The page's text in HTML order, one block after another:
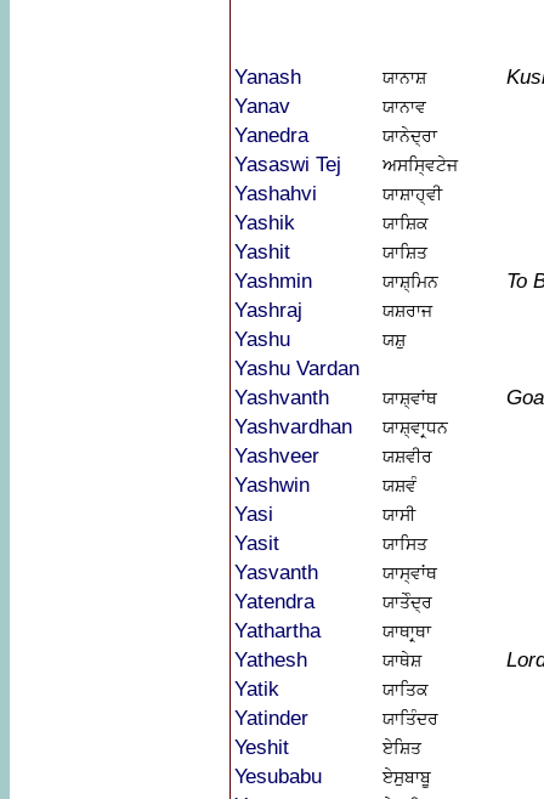
Yanash ਯਾਨਾਸ਼
Yanav
ਯਾਨਾਵ
Yanedra ਯਾਨੇਦ੍ਰਾ
Yasaswi Tej ਅਸਸ੍ਵਿਟੇਜ
Yashahvi ਯਾਸ਼ਾਹ੍ਵੀ
Yashik ਯਾਸ਼ਿਕ
Yashit ਯਾਸ਼ਿਤ
Yashmin ਯਾਸ਼੍ਮਿਨ
To
Yashraj
ਯਸ਼ਰਾਜ
Yashu ਯਸ਼ੁ
Yashu Vardan
Yashvanth
ਯਾਸ਼੍ਵਾਂਥ
Yashvardhan
ਯਾਸ਼੍ਵਾਰ੍ਧਨ
Yashveer ਯਸ਼ਵੀਰ
Yashwin ਯਸ਼ਵੰ
Yasi ਯਾਸੀ
Yasit ਯਾਸਿਤ
Yasvanth ਯਾਸ੍ਵਾਂਥ
Yatendra ਯਾਤੇੰਦ੍ਰ
Yathartha ਯਾਥਾਰ੍ਥਾ
Yathesh ਯਾਥੇਸ਼
Yatik
ਯਾਤਿਕ
Yatinder ਯਾਤਿੰਦਰ
Yeshit ਏਸ਼ਿਤ
Yesubabu ਏਸੁਬਾਬੂ